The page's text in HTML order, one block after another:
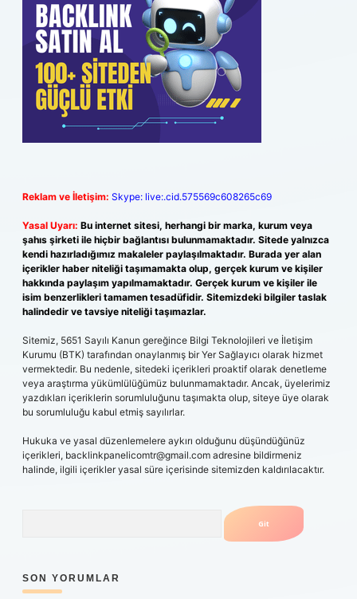
Reklam ve İletişim: Skype: live:.cid.575569c608265c69
Yasal Uyarı: Bu internet sitesi, herhangi bir marka, kurum veya
şahıs şirketi ile hiçbir bağlantısı bulunmamaktadır. Sitede yalnızca
kendi hazırladığımız makaleler paylaşılmaktadır. Burada yer alan
içerikler haber niteliği taşımamakta olup, gerçek kurum ve kişiler
hakkında paylaşım yapılmamaktadır. Gerçek kurum ve kişiler ile
isim benzerlikleri tamamen tesadüfidir. Sitemizdeki bilgiler taslak
halindedir ve tavsiye niteliği taşımazlar.
Sitemiz, 5651 Sayılı Kanun gereğince Bilgi Teknolojileri ve İletişim
Kurumu (BTK) tarafından onaylanmış bir Yer Sağlayıcı olarak hizmet
vermektedir. Bu nedenle, sitedeki içerikleri proaktif olarak denetleme
veya araştırma yükümlülüğümüz bulunmamaktadır. Ancak, üyelerimiz
yazdıkları içeriklerin sorumluluğunu taşımakta olup, siteye üye olarak
bu sorumluluğu kabul etmiş sayılırlar.
Hukuka ve yasal düzenlemelere aykırı olduğunu düşündüğünüz
içerikleri, backlinkpanelicomtr@gmail.com adresine bildirmeniz
halinde, ilgili içerikler yasal süre içerisinde sitemizden kaldırılacaktır.
SON YORUMLAR